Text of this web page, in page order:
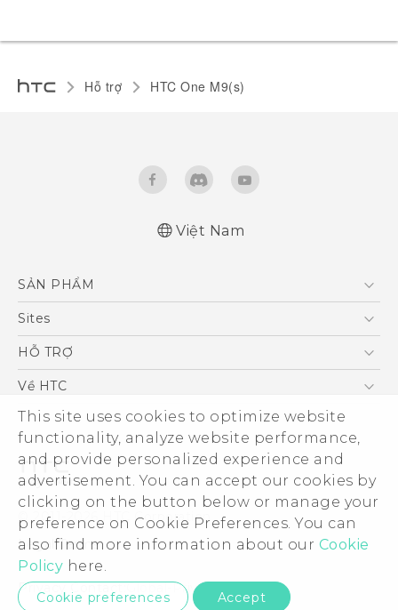
This site uses cookies to optimize website
functionality, analyze website performance,
and provide personalized experience and
advertisement. You can accept our cookies by
clicking on the button below or manage your
preference on Cookie Preferences. You can
also find more information about our Cookie
Policy here.
Cookie preferences Accept
Hỗ trợ HTC One M9(s)‎
Việt Nam
SẢN PHẨM
5G
Điện Thoại Thông Minh
VIVE
Sites
HTC Dev
HỖ TRỢ
Trung tâm hỗ trợ
Hỗ trợ bảo hành HTC
Về HTC
ESG
Nhà đầu tư
Làm việc tại HTC
Chính sách bảo mật
Bảo mật sản phẩm
Thông Tin Đấu Thầu
Security and Privacy Whitepaper
© 2011-2026 HTC Corporation
Legal Terms
Privacy Contact: Global-Privacy@htc.com